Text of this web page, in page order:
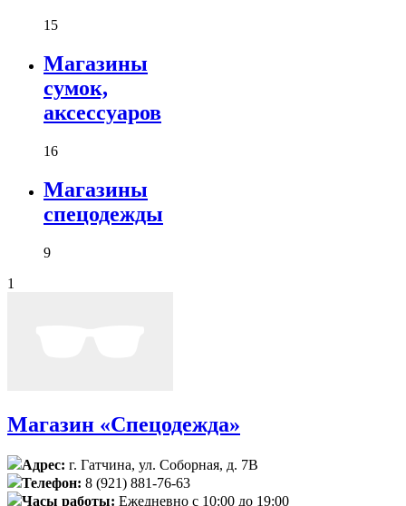
15
Магазины
сумок,
аксессуаров
16
Магазины
спецодежды
9
1
Магазин «Спецодежда»
Адрес: г. Гатчина, ул. Соборная, д. 7В
Телефон: 8 (921) 881-76-63
Часы работы: Ежедневно с 10:00 до 19:00